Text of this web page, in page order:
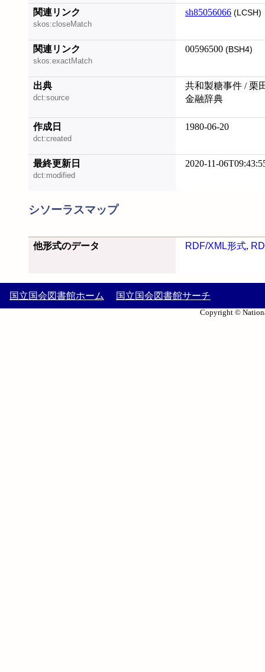
関連リンク
skos:closeMatch
sh85056066 (LCSH)
関連リンク
skos:exactMatch
00596500 (BSH4)
出典
dct:source
共和製糖事件 / 栗
金融辞典
作成日
dct:created
1980-06-20
最終更新日
dct:modified
2020-11-
シソーラスマップ
他形式のデータ RDF/XML形式,
国立国会図書館ホーム 国立国会図書館サーチ
Copyright ©